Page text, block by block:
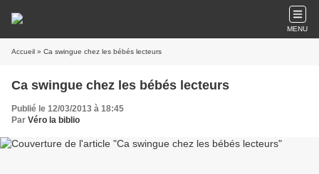
MENU
Accueil » Ca swingue chez les bébés lecteurs
Ca swingue chez les bébés lecteurs
Publié le 12/03/2013 à 18:45
Par Véro la biblio